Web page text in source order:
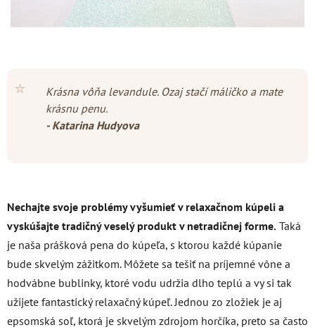
⭐
Krásna vôňa levandule. Ozaj stačí máličko a mate
krásnu penu.
- Katarina Hudyova
Nechajte svoje problémy vyšumieť v relaxačnom kúpeli a
vyskúšajte tradičný veselý produkt v netradičnej forme. Taká
je naša prášková pena do kúpeľa, s ktorou každé kúpanie
bude skvelým zážitkom. Môžete sa tešiť na príjemné vône a
hodvábne bublinky, ktoré vodu udržia dlho teplú a vy si tak
užijete fantastický relaxačný kúpeľ. Jednou zo zložiek je aj
epsomská soľ, ktorá je skvelým zdrojom horčíka, preto sa často